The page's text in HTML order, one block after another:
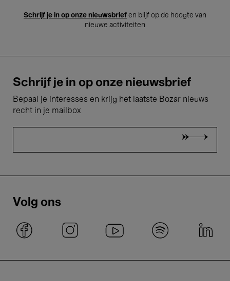
Schrijf je in op onze nieuwsbrief en blijf op de hoogte van
nieuwe activiteiten
Schrijf je in op onze nieuwsbrief
Bepaal je interesses en krijg het laatste Bozar nieuws
recht in je mailbox
Volg ons